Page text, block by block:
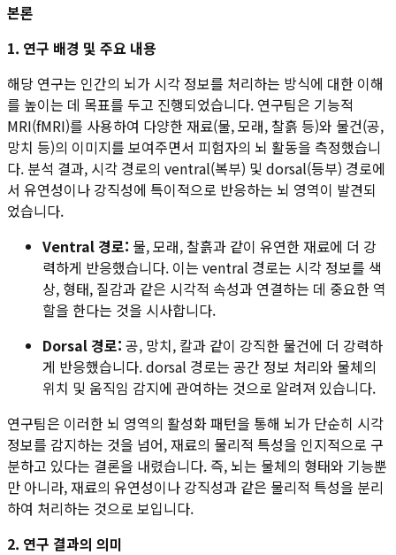
본론
1. 연구 배경 및 주요 내용
해당 연구는 인간의 뇌가 시각 정보를 처리하는 방식에 대한 이해
를 높이는 데 목표를 두고 진행되었습니다. 연구팀은 기능적
MRI(fMRI)를 사용하여 다양한 재료(물, 모래, 찰흙 등)와 물건(공,
망치 등)의 이미지를 보여주면서 피험자의 뇌 활동을 측정했습니
다. 분석 결과, 시각 경로의 ventral(복부) 및 dorsal(등부) 경로에
서 유연성이나 강직성에 특이적으로 반응하는 뇌 영역이 발견되
었습니다.
Ventral 경로: 물, 모래, 찰흙과 같이 유연한 재료에 더 강
력하게 반응했습니다. 이는 ventral 경로는 시각 정보를 색
상, 형태, 질감과 같은 시각적 속성과 연결하는 데 중요한 역
할을 한다는 것을 시사합니다.
Dorsal 경로: 공, 망치, 칼과 같이 강직한 물건에 더 강력하
게 반응했습니다. dorsal 경로는 공간 정보 처리와 물체의
위치 및 움직임 감지에 관여하는 것으로 알려져 있습니다.
연구팀은 이러한 뇌 영역의 활성화 패턴을 통해 뇌가 단순히 시각
정보를 감지하는 것을 넘어, 재료의 물리적 특성을 인지적으로 구
분하고 있다는 결론을 내렸습니다. 즉, 뇌는 물체의 형태와 기능뿐
만 아니라, 재료의 유연성이나 강직성과 같은 물리적 특성을 분리
하여 처리하는 것으로 보입니다.
2. 연구 결과의 의미